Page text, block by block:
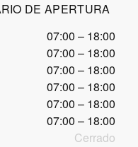
DE APERTURA
07:00 – 18:00
07:00 – 18:00
07:00 – 18:00
07:00 – 18:00
07:00 – 18:00
07:00 – 18:00
Cerrado